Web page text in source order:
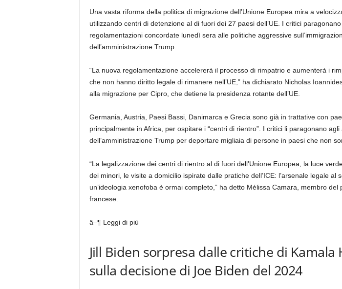
Una vasta riforma della politica di migrazione dell’Unione Europea mira a
utilizzando centri di detenzione al di fuori dei 27 paesi dell’UE. I critici
regolamentazioni concordate lunedì sera alle politiche aggressive
dell’amministrazione Trump.
“La nuova regolamentazione accelererà il processo di rimpatrio e aumenterà i
che non hanno diritto legale di rimanere nell’UE,” ha dichiarato Nicholas
alla migrazione per Cipro, che detiene la presidenza rotante dell’UE.
Germania, Austria, Paesi Bassi, Danimarca e Grecia sono già in trattative con
principalmente in Africa, per ospitare i “centri di rientro”. I critici li paragonano
dell’amministrazione Trump per deportare migliaia di persone in paesi che non
“La legalizzazione dei centri di rientro al di fuori dell’Unione Europea, la luce
dei minori, le visite a domicilio ispirate dalle pratiche dell’ICE: l’arsenale legale al
un’ideologia xenofoba è ormai completo,” ha detto Mélissa Camara, membro del
francese.
â–¶ Leggi di più
Jill Biden sorpresa dalle critiche di Kamala
sulla decisione di Joe Biden del 2024